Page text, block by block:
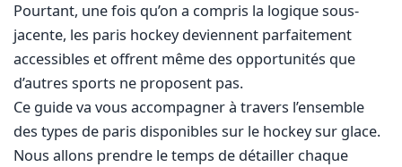
Pourtant, une fois qu’on a compris la logique sous-
jacente, les paris hockey deviennent parfaitement
accessibles et offrent même des opportunités que
d’autres sports ne proposent pas.
Ce guide va vous accompagner à travers l’ensemble
des types de paris disponibles sur le hockey sur glace.
Nous allons prendre le temps de détailler chaque